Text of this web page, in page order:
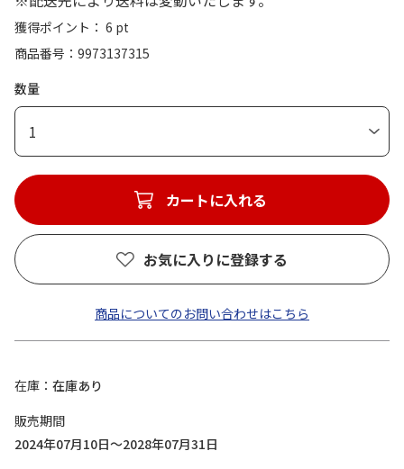
獲得ポイント： 6 pt
商品番号
9973137315
数量
1
カートに入れる
お気に入りに登録する
商品についてのお問い合わせはこちら
在庫
在庫あり
販売期間
2024年07月10日～2028年07月31日